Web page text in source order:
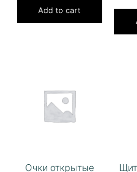
Add to cart
Очки открытые